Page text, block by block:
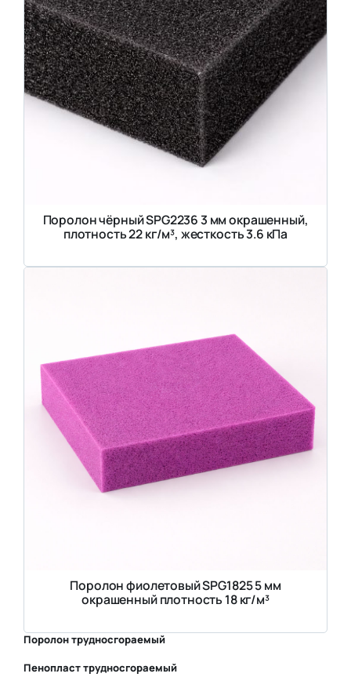
Поролон чёрный SPG2236 3 мм окрашенный,
плотность 22 кг/м³, жесткость 3.6 кПа
Поролон фиолетовый SPG1825 5 мм
окрашенный плотность 18 кг/м³
Поролон трудносгораемый
Пенопласт трудносгораемый